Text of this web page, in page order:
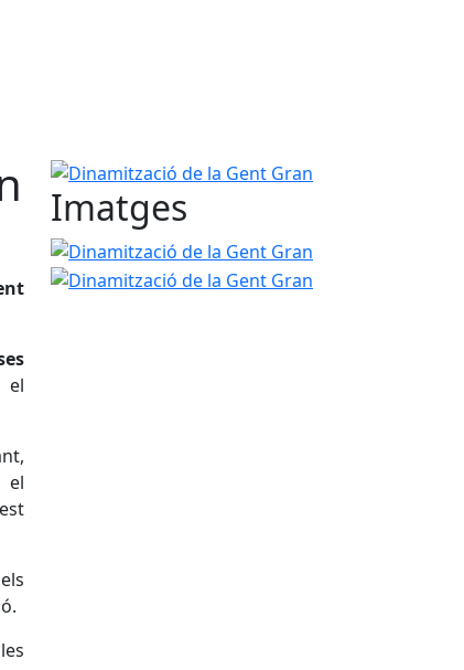
el
el
Dinamització de la Gent Gran
Imatges
Dinamització de la Gent Gran